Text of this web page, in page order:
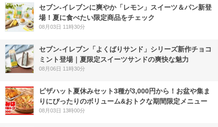
セブン‐イレブンに爽やか「レモン」スイーツ＆パン新登
場！夏に食べたい限定商品をチェック
08月03日 11時30分
セブン‐イレブン「よくばりサンド」シリーズ新作チョコ
ミント登場｜夏限定スイーツサンドの爽快な魅力
08月06日 11時30分
ピザハット夏休みセット3種が3,000円から！お盆や集ま
りにぴったりのボリューム&おトクな期間限定メニュー
08月03日 13時00分